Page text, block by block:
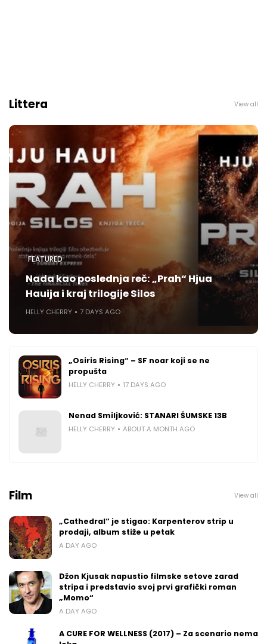
Littera View all
FEATURED
Nada kao poslednja reč: „Prah“ Hjua
Hauija i kraj trilogije Silos
HELLY CHERRY 7 DAYS AGO
„Osiris Rising“ – SF noar koji se ne
propušta
HELLY CHERRY 17 DAYS AGO
Nenad Smiljković: STANARI ŠUMSKE 13B
HELLY CHERRY ABOUT A MONTH AGO
Film View all
„Cathedral“ je stigao: Karpenterov strip u
prodaji, album stiže u petak
A DAY AGO
Džon Kjusak napustio filmske setove zarad
stripa i predstavio svoj prvi grafički roman
„Momo“
A DAY AGO
A CURE FOR WELLNESS (2017) – Za scenario nema